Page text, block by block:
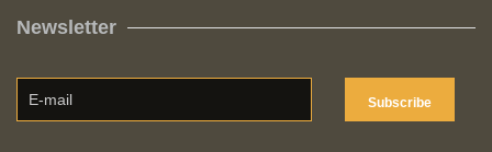
Newsletter